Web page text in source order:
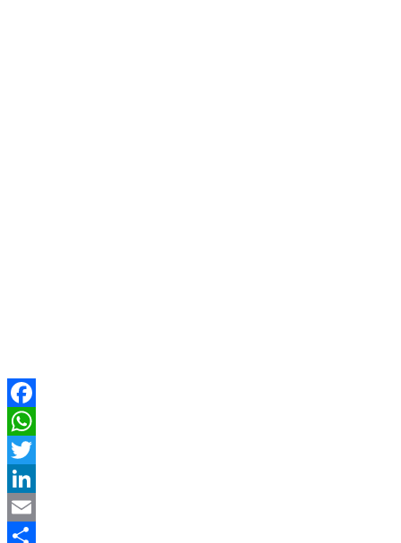
Facebook
WhatsApp
Twitter
LinkedIn
Email